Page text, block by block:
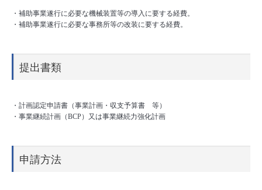
・補助事業遂行に必要な機械装置等の導入に要する経費。
・補助事業遂行に必要な事務所等の改装に要する経費。
提出書類
・計画認定申請書（事業計画・収支予算書 等）
・事業継続計画（BCP）又は事業継続力強化計画
申請方法